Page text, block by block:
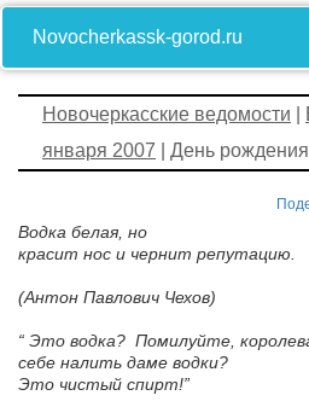
Novocherkassk-gorod.ru
Новочеркасские ведомости
января 2007 | День
Водка белая, но
красит нос и чернит репутацию.
(Антон Павлович Чехов)
“­ Это водка? ­ Помилуйте,
себе налить даме водки?
Это чистый спирт!”